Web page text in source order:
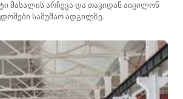
მასალის არჩევა და თავიდან აიცილონ
სამუშაო ადგილზე.